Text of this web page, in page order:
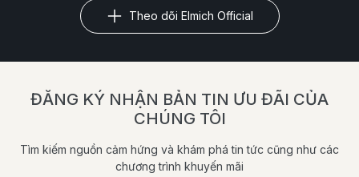
Theo dõi Elmich Official
ĐĂNG KÝ NHẬN BẢN TIN ƯU ĐÃI CỦA
CHÚNG TÔI
Tìm kiếm nguồn cảm hứng và khám phá tin tức cũng như các
chương trình khuyến mãi